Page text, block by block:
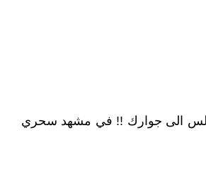
الى جوارك !! في مشهد سحري